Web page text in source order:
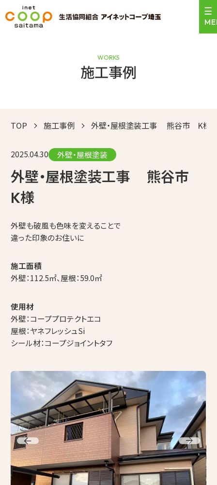
プライバシーポリシー 組合員専用ページ
サービスのご案内
施工事例
お客様の声
コープ de リフォーム（店舗型相談窓口）
組合概要・組合員募集のお知らせ
採用情報
その他
0120-471-159 ＼24時間受付中！／
WORKS
施工事例
TOP 施工事例 外壁・屋根塗装工事 熊谷市 K様
2025.04.30 外壁・屋根塗装
外壁・屋根塗装工事 熊谷市
K様
外壁も破風も色味を変えることで
違った印象のお住いに
施工面積
外壁：112.5㎡、屋根：59.0㎡
使用材
外壁：コーププロテクトエコ
屋根：ヤネフレッシュSi
シール材：コープジョイントタフ